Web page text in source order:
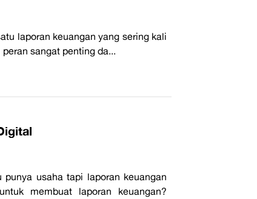
laporan keuangan yang sering kali
sangat penting da...
usaha tapi laporan keuangan
membuat laporan keuangan?